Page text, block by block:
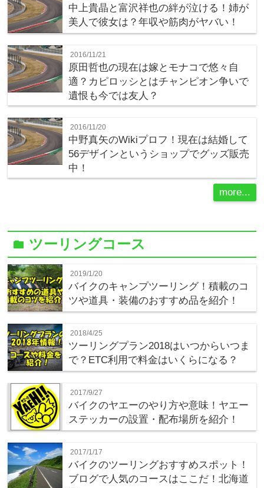
中上貴晶と富沢祥也の絆が泣ける！姉が
美人で彼女は？年収や筋肉がヤバい！
2016/11/21
原田哲也の現在は嫁とモナコで悠々自
適？カピロッシとはチャンピオン争いで
遺恨も今では友人？
2016/11/20
中野真矢のWikiプロフ！現在は結婚して
56デザインというショップでグッズ販売
中！
more...
folder ツーリングコース
2019/1/20
バイクのキャンプツーリング！積載のコ
ツや道具・装備のおすすめ品を紹介！
2018/4/25
ツーリングプラン2018はいつからいつま
で？ETC利用で料金はいくらになる？
2017/9/27
バイクのヤエーのやり方や意味！ヤエー
ステッカーの設置・配布場所を紹介！
2017/1/17
バイクのツーリングおすすめスポット！
ブログで人気のコースはここだ！北海道